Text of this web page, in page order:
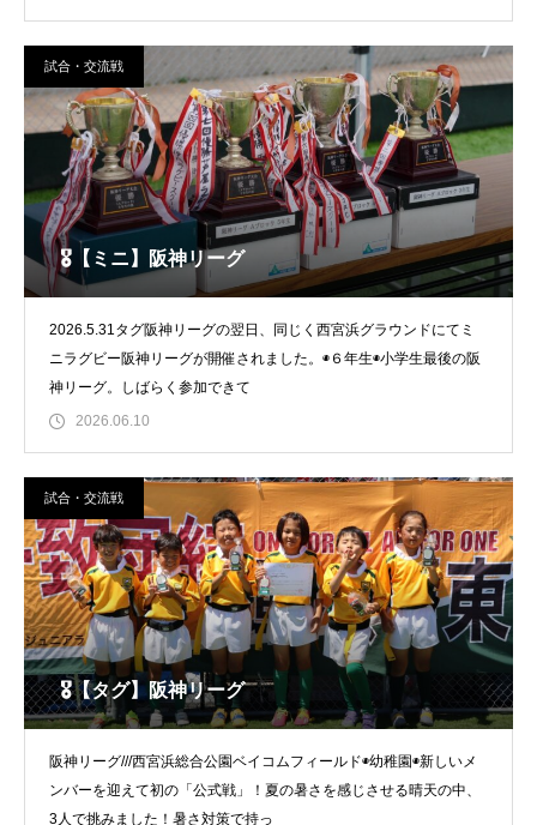
試合・交流戦
🎖️【ミニ】阪神リーグ
2026.5.31タグ阪神リーグの翌日、同じく西宮浜グラウンドにてミ
ニラグビー阪神リーグが開催されました。◉６年生◉小学生最後の阪
神リーグ。しばらく参加できて
2026.06.10
試合・交流戦
🎖️【タグ】阪神リーグ
阪神リーグ///西宮浜総合公園ベイコムフィールド◉幼稚園◉新しいメ
ンバーを迎えて初の「公式戦」！夏の暑さを感じさせる晴天の中、
3人で挑みました！暑さ対策で持っ